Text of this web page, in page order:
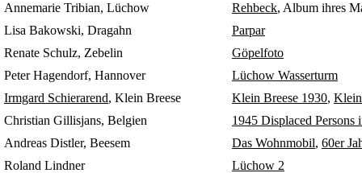
Annemarie Tribian, Lüchow
Rehbeck, Album ihres
Lisa Bakowski, Dragahn
Parpar
Renate Schulz, Zebelin
Göpelfoto
Peter Hagendorf, Hannover
Lüchow Wasserturm
Irmgard Schierarend, Klein Breese Klein Breese 1930,
Christian Gillisjans, Belgien
1945 Displaced Persons
Andreas Distler, Beesem Das Wohnmobil, 60er
Roland Lindner
Lüchow 2